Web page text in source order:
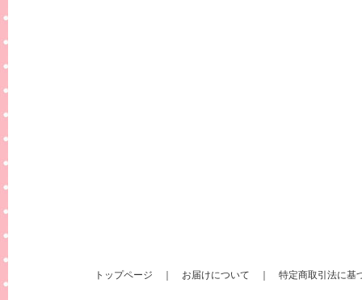
トップページ お届けについて 特定商取引法に基